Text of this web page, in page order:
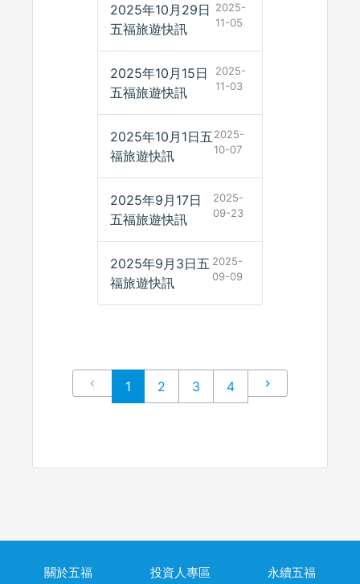
2025年10月29日
五福旅遊快訊
2025-
11-05
2025年10月15日
五福旅遊快訊
2025-
11-03
2025年10月1日五
福旅遊快訊
2025-
10-07
2025年9月17日
五福旅遊快訊
2025-
09-23
2025年9月3日五
福旅遊快訊
2025-
09-09
1 2 3 4
關於五福 投資人專區
永續五福